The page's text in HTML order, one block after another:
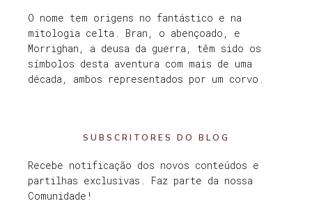
O nome tem origens no fantástico e na
mitologia celta. Bran, o abençoado, e
Morrighan, a deusa da guerra, têm sido os
símbolos desta aventura com mais de uma
década, ambos representados por um corvo.
SUBSCRITORES DO BLOG
Recebe notificação dos novos conteúdos e
partilhas exclusivas. Faz parte da nossa
Comunidade!